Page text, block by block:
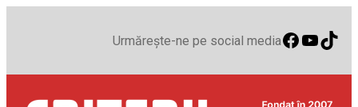
Urmărește-ne pe social media